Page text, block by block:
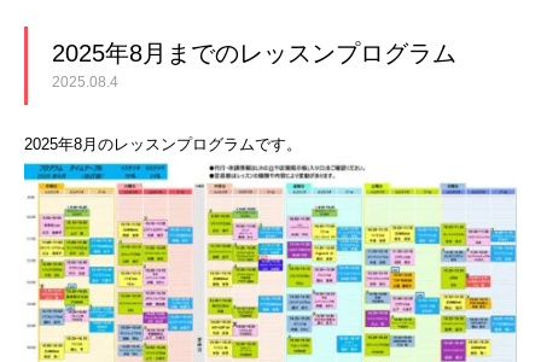
2025年8月までのレッスンプログラム
2025.08.4
2025年8月のレッスンプログラムです。